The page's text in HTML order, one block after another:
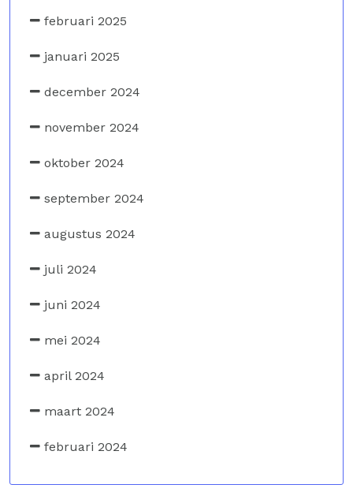
februari 2025
januari 2025
december 2024
november 2024
oktober 2024
september 2024
augustus 2024
juli 2024
juni 2024
mei 2024
april 2024
maart 2024
februari 2024